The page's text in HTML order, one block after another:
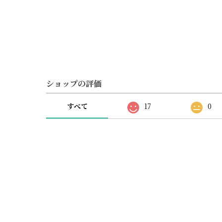
ショップの評価
すべて 17 0